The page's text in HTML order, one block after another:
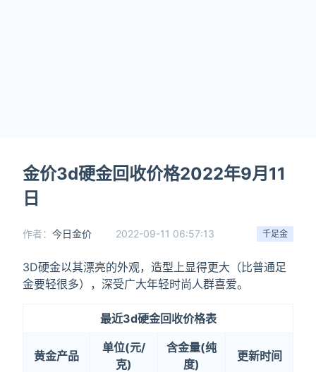
金价3d硬金回收价格2022年9月11
日
千足金
作者： 今日金价 2022-09-11 06:57:13
3D硬金以其漂亮的外观，造型上显得更大（比普通足
金要轻很多），深受广大年轻时尚人群喜爱。
最近3d硬金回收价格表
黄金产品
单位(元/
克)
含金量(纯
度)
更新时间